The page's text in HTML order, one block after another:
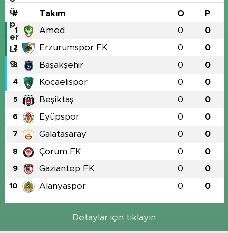
# Takım O P
1 Amed 0 0
2 Erzurumspor FK 0 0
3 Başakşehir 0 0
4 Kocaelispor 0 0
5 Beşiktaş 0 0
6 Eyüpspor 0 0
7 Galatasaray 0 0
8 Çorum FK 0 0
9 Gaziantep FK 0 0
10 Alanyaspor 0 0
Detaylar için tıklayın